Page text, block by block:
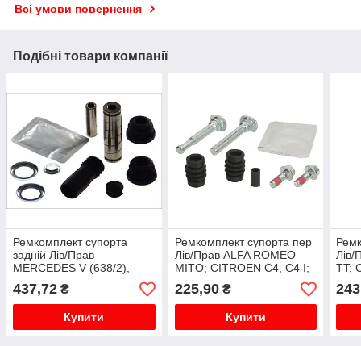
Всі умови повернення
Подібні товари компанії
Ремкомплект супорта
задній Лів/Прав
MERCEDES V (638/2),
VITO (638); CITROEN C5 I;
PEUGEOT 406, 605, 607
1.6-3.0 06.89-07.11
437,72 ₴
Купити
Ремкомплект супорта пер
Лів/Прав ALFA ROMEO
MITO; CITROEN C4, C4 I;
FIAT 500, 500 C, BRAVO II,
IDEA, MULTIPLA, STILO,
TIPO; FOR...
225,90₴
Купити
Лів/
TT;
C3
C4,